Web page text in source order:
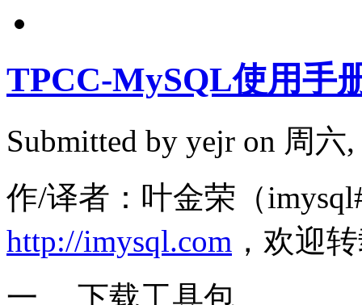
TPCC-MySQL使用手
Submitted by yejr on 周六,
作/译者：叶金荣（
http://imysql.com ，欢迎
一、 下载工具包